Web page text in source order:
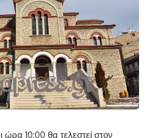
ώρα 10:00 θα τελεστεί στον